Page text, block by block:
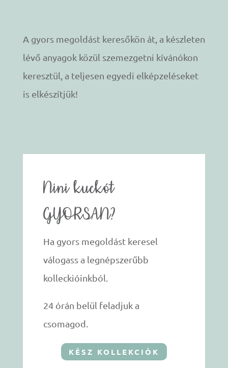
A gyors megoldást keresőkön át, a készleten
lévő anyagok közül szemezgetni kívánókon
keresztül, a teljesen egyedi elképzeléseket
is elkészítjük!
Nini kuckót
GYORSAN?
Ha gyors megoldást keresel
válogass a legnépszerűbb
kolleckióinkból.
24 órán belül feladjuk a
csomagod.
KÉSZ KOLLEKCIÓK